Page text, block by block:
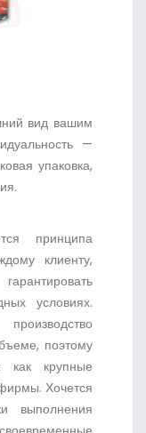
вид вашим
—
упаковка,
принципа
клиенту,
условиях.
поэтому
как крупные
Хочется
выполнения